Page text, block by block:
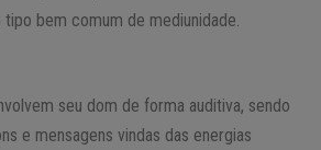
tipo bem comum de mediunidade.
seu dom de forma auditiva, sendo
e mensagens vindas das energias